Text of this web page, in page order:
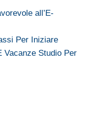
all’E-
Per Iniziare
Vacanze Studio Per